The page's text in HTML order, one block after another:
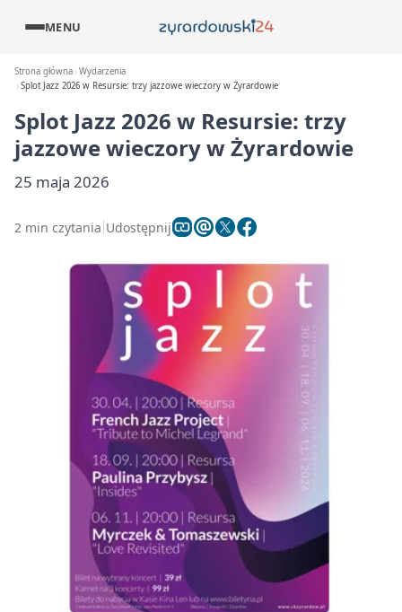
MENU
Strona główna Wydarzenia
Splot Jazz 2026 w Resursie: trzy jazzowe wieczory w Żyrardowie
Splot Jazz 2026 w Resursie: trzy
jazzowe wieczory w Żyrardowie
25 maja 2026
2 min czytania Udostępnij